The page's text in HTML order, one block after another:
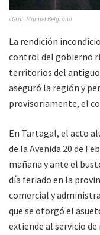
»Gral. Manuel Belgrano
La rendición
control del gobierno
territorios del antiguo
aseguró la región y
provisoriamente, el
En Tartagal, el acto
de la Avenida 20 de
mañana y ante el
día feriado en la
comercial y
que se otorgó el
extiende al servicio de